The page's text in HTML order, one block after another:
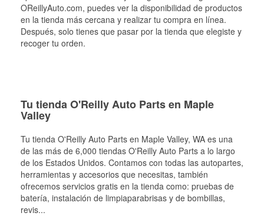
OReillyAuto.com, puedes ver la disponibilidad de productos
en la tienda más cercana y realizar tu compra en línea.
Después, solo tienes que pasar por la tienda que elegiste y
recoger tu orden.
Tu tienda O'Reilly Auto Parts en Maple
Valley
Tu tienda O'Reilly Auto Parts en Maple Valley, WA es una
de las más de 6,000 tiendas O'Reilly Auto Parts a lo largo
de los Estados Unidos. Contamos con todas las autopartes,
herramientas y accesorios que necesitas, también
ofrecemos servicios gratis en la tienda como: pruebas de
batería, instalación de limpiaparabrisas y de bombillas,
revis...